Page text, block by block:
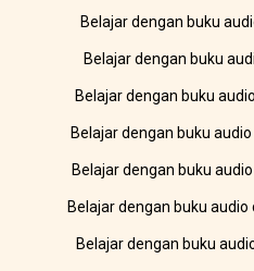
Belajar dengan buku
Belajar dengan buku
Belajar dengan buku
Belajar dengan buku
Belajar dengan buku
Belajar dengan buku
Belajar dengan buku